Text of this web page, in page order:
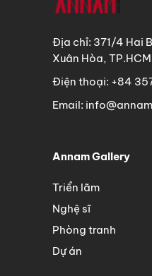
Địa chỉ: 371/4 Hai
Xuân Hòa, TP.HCM
Điện thoại: +84
Email:
Annam Gallery
Triển lãm
Nghệ sĩ
Phòng tranh
Dự án